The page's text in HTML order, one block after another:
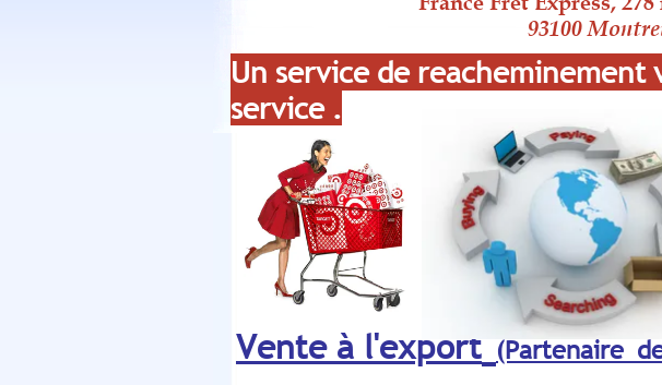
93100
Un service de
service .
Vente à l'export (Partenaire